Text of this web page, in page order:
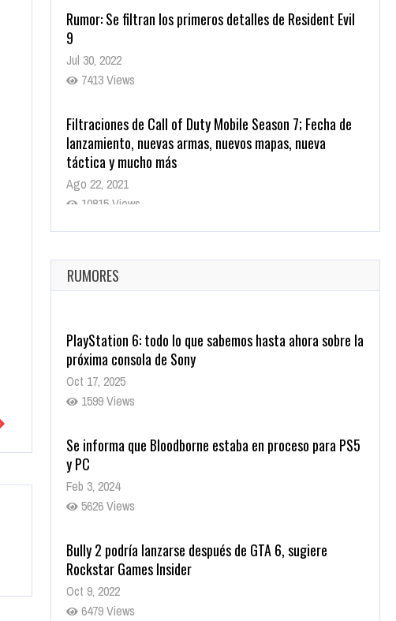
Rumor: Se filtran los primeros detalles de Resident Evil
9
Jul 30, 2022
7413 Views
Filtraciones de Call of Duty Mobile Season 7; Fecha de
lanzamiento, nuevas armas, nuevos mapas, nueva
táctica y mucho más
Ago 22, 2021
10815 Views
La configuración de Call of Duty 2021 aparentemente
Ago 8, 2021
10000 Views
RUMORES
PlayStation 6: todo lo que sabemos hasta ahora sobre la
próxima consola de Sony
Oct 17, 2025
1599 Views
Se informa que Bloodborne estaba en proceso para PS5
y PC
Feb 3, 2024
5626 Views
Bully 2 podría lanzarse después de GTA 6, sugiere
Rockstar Games Insider
Oct 9, 2022
6479 Views